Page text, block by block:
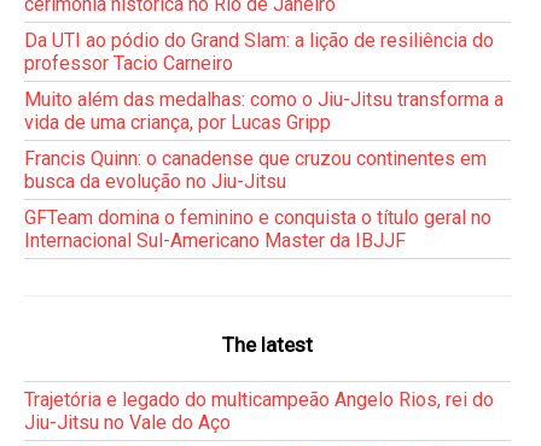
Da UTI ao pódio do Grand Slam: a lição de resiliência do
professor Tacio Carneiro
Muito além das medalhas: como o Jiu-Jitsu transforma a
vida de uma criança, por Lucas Gripp
Francis Quinn: o canadense que cruzou continentes em
busca da evolução no Jiu-Jitsu
GFTeam domina o feminino e conquista o título geral no
Internacional Sul-Americano Master da IBJJF
The latest
Trajetória e legado do multicampeão Angelo Rios, rei do
Jiu-Jitsu no Vale do Aço